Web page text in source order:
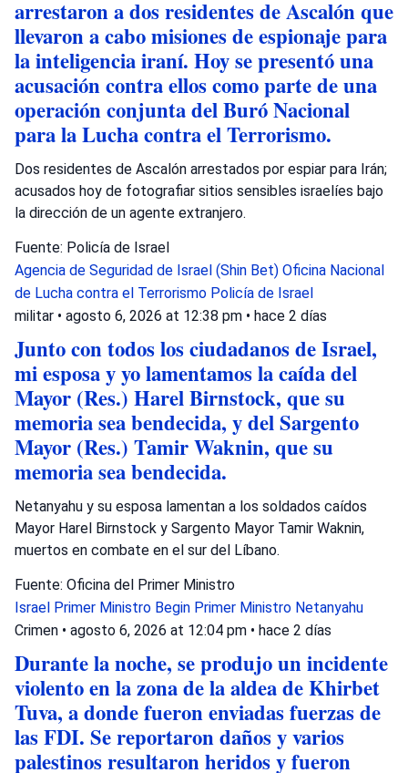
arrestaron a dos residentes de Ascalón que
llevaron a cabo misiones de espionaje para
la inteligencia iraní. Hoy se presentó una
acusación contra ellos como parte de una
operación conjunta del Buró Nacional
para la Lucha contra el Terrorismo.
Dos residentes de Ascalón arrestados por espiar para Irán;
acusados hoy de fotografiar sitios sensibles israelíes bajo
la dirección de un agente extranjero.
Fuente: Policía de Israel
Agencia de Seguridad de Israel (Shin Bet) Oficina Nacional
de Lucha contra el Terrorismo Policía de Israel
militar • agosto 6, 2026 at 12:38 pm • hace 2 días
Junto con todos los ciudadanos de Israel,
mi esposa y yo lamentamos la caída del
Mayor (Res.) Harel Birnstock, que su
memoria sea bendecida, y del Sargento
Mayor (Res.) Tamir Waknin, que su
memoria sea bendecida.
Netanyahu y su esposa lamentan a los soldados caídos
Mayor Harel Birnstock y Sargento Mayor Tamir Waknin,
muertos en combate en el sur del Líbano.
Fuente: Oficina del Primer Ministro
Israel Primer Ministro Begin Primer Ministro Netanyahu
Crimen • agosto 6, 2026 at 12:04 pm • hace 2 días
Durante la noche, se produjo un incidente
violento en la zona de la aldea de Khirbet
Tuva, a donde fueron enviadas fuerzas de
las FDI. Se reportaron daños y varios
palestinos resultaron heridos y fueron